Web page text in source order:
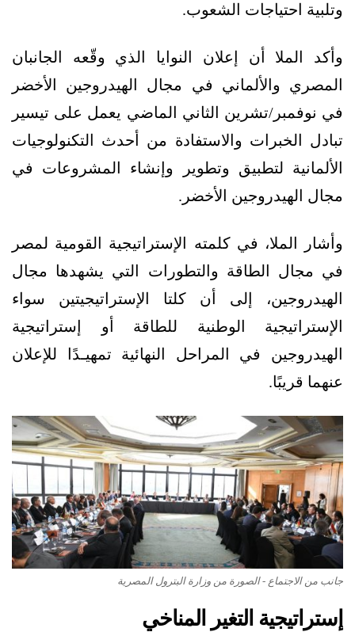
وتلبية احتياجات الشعوب.
وأكد الملا أن إعلان النوايا الذي وقّعه الجانبان
المصري والألماني في مجال الهيدروجين الأخضر
في نوفمبر/تشرين الثاني الماضي يعمل على تيسير
تبادل الخبرات والاستفادة من أحدث التكنولوجيات
الألمانية لتطبيق وتطوير وإنشاء المشروعات في
مجال الهيدروجين الأخضر.
وأشار الملا، في كلمته الإستراتيجية القومية لمصر
في مجال الطاقة والتطورات التي يشهدها مجال
الهيدروجين، إلى أن كلتا الإستراتيجيتين سواء
الإستراتيجية الوطنية للطاقة أو إستراتيجية
الهيدروجين في المراحل النهائية تمهيـدًا للإعلان
عنهما قريبًا.
جانب من الاجتماع - الصورة من وزارة البترول المصرية
إستراتيجية التغير المناخي